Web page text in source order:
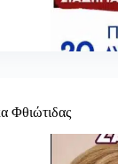
Φθιώτιδας